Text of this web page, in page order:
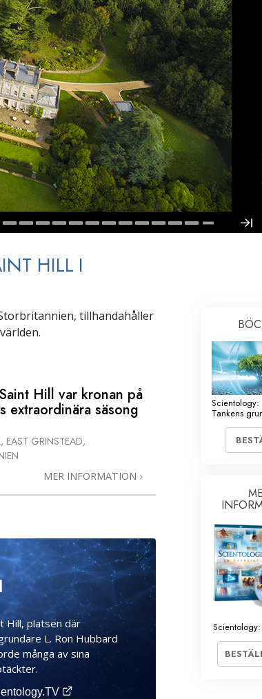
Barn
Verktyg för arbetslivet
Etik och tillstånden
Orsaken till undertryckande
Undersökningar
Organiseringens grunder
Grunderna i public relations
Targets och mål
Studieteknologin
HILL I
tillhandahåller
Hill var kronan på
extraordinära säsong
EAST GRINSTEAD,
MER INFORMATION
Hill, platsen där
L. Ron Hubbard
många av sina
Scientology:
Tankens